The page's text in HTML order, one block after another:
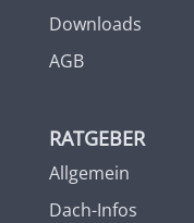
Downloads
AGB
RATGEBER
Allgemein
Dach-Infos